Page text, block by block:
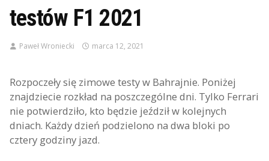
testów F1 2021
Paweł Wroniecki marca 12, 2021
Rozpoczeły się zimowe testy w Bahrajnie. Poniżej
znajdziecie rozkład na poszczególne dni. Tylko Ferrari
nie potwierdziło, kto będzie jeździł w kolejnych
dniach. Każdy dzień podzielono na dwa bloki po
cztery godziny jazd.